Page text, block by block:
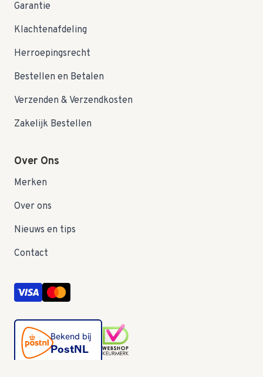
Garantie
Klachtenafdeling
Herroepingsrecht
Bestellen en Betalen
Verzenden & Verzendkosten
Zakelijk Bestellen
Over Ons
Merken
Over ons
Nieuws en tips
Contact